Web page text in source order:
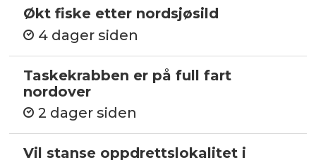
Økt fiske etter nordsjøsild
4 dager siden
Taskekrabben er på full fart
nordover
2 dager siden
Vil stanse oppdrettslokalitet i